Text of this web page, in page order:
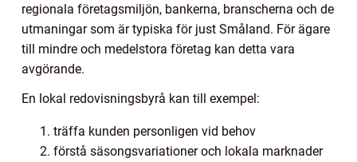
regionala företagsmiljön, bankerna, branscherna och de
utmaningar som är typiska för just Småland. För ägare
till mindre och medelstora företag kan detta vara
avgörande.
En lokal redovisningsbyrå kan till exempel:
träffa kunden personligen vid behov
förstå säsongsvariationer och lokala marknader